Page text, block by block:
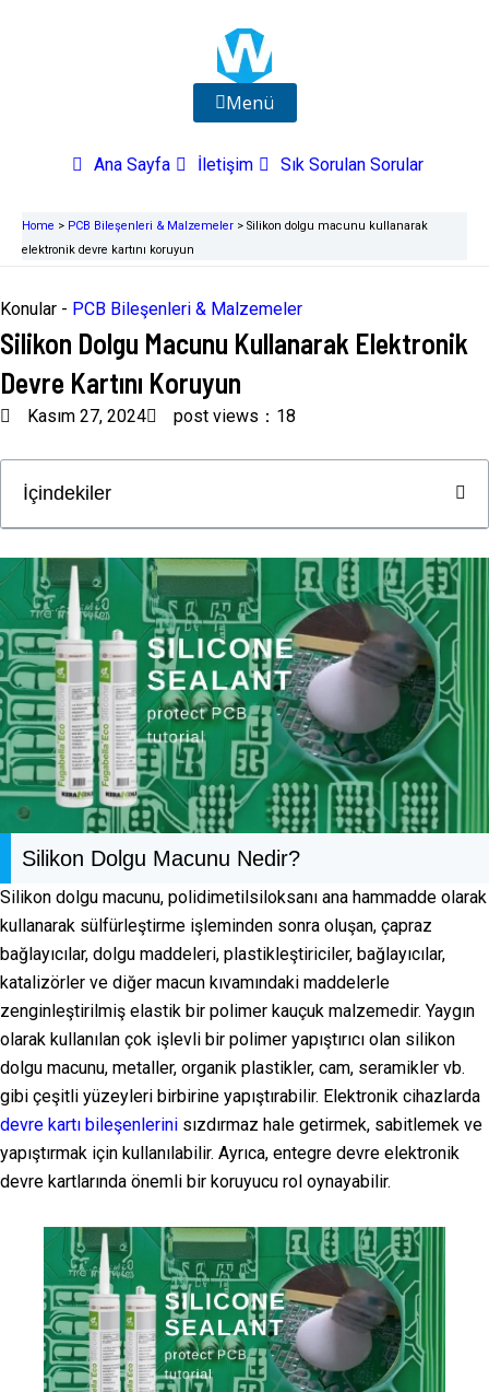
Menü
Ana Sayfa İletişim Sık Sorulan Sorular
Home > PCB Bileşenleri & Malzemeler > Silikon dolgu macunu kullanarak
elektronik devre kartını koruyun
Konular - PCB Bileşenleri & Malzemeler
Silikon Dolgu Macunu Kullanarak Elektronik
Devre Kartını Koruyun
Kasım 27, 2024 post views：18
İçindekiler
Silikon Dolgu Macunu Nedir?
Silikon dolgu macunu, polidimetilsiloksanı ana hammadde olarak
kullanarak sülfürleştirme işleminden sonra oluşan, çapraz
bağlayıcılar, dolgu maddeleri, plastikleştiriciler, bağlayıcılar,
katalizörler ve diğer macun kıvamındaki maddelerle
zenginleştirilmiş elastik bir polimer kauçuk malzemedir. Yaygın
olarak kullanılan çok işlevli bir polimer yapıştırıcı olan silikon
dolgu macunu, metaller, organik plastikler, cam, seramikler vb.
gibi çeşitli yüzeyleri birbirine yapıştırabilir. Elektronik cihazlarda
devre kartı bileşenlerini sızdırmaz hale getirmek, sabitlemek ve
yapıştırmak için kullanılabilir. Ayrıca, entegre devre elektronik
devre kartlarında önemli bir koruyucu rol oynayabilir.